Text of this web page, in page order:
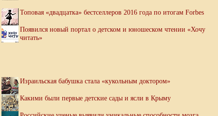
Топовая «двадцатка» бестселлеров 2016 года по итогам Forbes
Появился новый портал о детском и юношеском чтении «Хочу
читать»
Израильская бабушка стала «кукольным доктором»
Какими были первые детские сады и ясли в Крыму